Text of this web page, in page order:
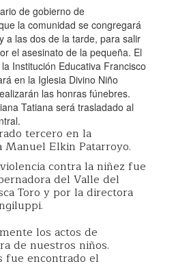
de gobierno de
la comunidad se congregará
a las dos de la tarde, para salir
el asesinato de la pequeña. El
Institución Educativa Francisco
en la Iglesia Divino Niño
las honras fúnebres.
Tatiana será trasladado al
tercero en la
Elkin Patarroyo.
contra la niñez fue
del Valle del
Toro y por la directora
los actos de
de nuestros niños.
fue encontrado el